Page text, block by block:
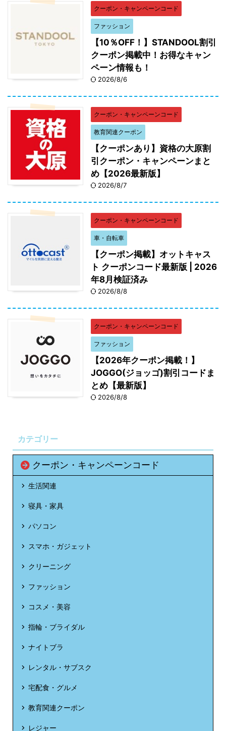
クーポン・キャンペーンコード
ファッション
【10％OFF！】STANDOOL割引
クーポン掲載中！お得なキャン
ペーン情報も！
2026/8/6
クーポン・キャンペーンコード
教育関連クーポン
【クーポンあり】資格の大原割
引クーポン・キャンペーンまと
め【2026最新版】
2026/8/7
クーポン・キャンペーンコード
車・自転車
【クーポン掲載】オットキャス
ト クーポンコード最新版 | 2026
年8月検証済み
2026/8/8
クーポン・キャンペーンコード
ファッション
【2026年クーポン掲載！】
JOGGO(ジョッゴ)割引コードま
とめ【最新版】
2026/8/8
カテゴリー
クーポン・キャンペーンコード
生活関連
寝具・家具
パソコン
スマホ・ガジェット
クリーニング
ファッション
コスメ・美容
指輪・ブライダル
ナイトブラ
レンタル・サブスク
宅配食・グルメ
教育関連クーポン
レジャー